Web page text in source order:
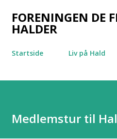
Gå videre til
FORENINGEN DE
HALDER
Startside Liv på Hald
Medlemstur til